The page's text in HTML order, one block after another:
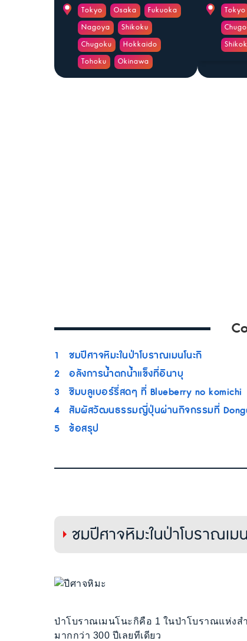
Tokyo Osaka
Fukuoka
Nagoya
Shikoku
Chugoku
Hokkaido
Tohoku
Okinawa
Tokyo
1
ชมปีศาจหิมะในป่าโบราณเมนโนะกิ
2 อลังการน้ำตกน้ำแข็งที่อินาบุ
3
ชิมบลูเบอร์รี่สดๆ ที่ Blueberry no komichi
4 สัมผัสวัฒนธรรมญี่ปุ่นผ่านกิจกรรมที่
5 ข้อสรุป
ชมปีศาจหิมะในป่าโบราณเม
ป่าโบราณเมนโนะกิคือ 1 ในป่าโบราณแห่ง
มากกว่า 300 ปีเลยทีเดียว